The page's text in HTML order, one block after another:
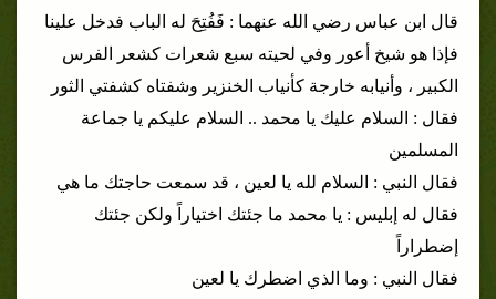
قال ابن عباس رضي الله عنهما : فَفُتِحَ له الباب فدخل علينا
فإذا هو شيخ أعور وفي لحيته سبع شعرات كشعر الفرس
الكبير ، وأنيابه خارجة كأنياب الخنزير وشفتاه كشفتي الثور
فقال : السلام عليك يا محمد .. السلام عليكم يا جماعة
المسلمين
فقال النبي : السلام لله يا لعين ، قد سمعت حاجتك ما هي
فقال له إبليس : يا محمد ما جئتك اختياراً ولكن جئتك
إضطراراً
فقال النبي : وما الذي اضطرك يا لعين